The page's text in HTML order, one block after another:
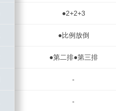
●2+2+3
●比例放倒
●第二排●第三排
-
-